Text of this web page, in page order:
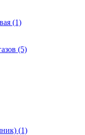
(1)
(5)
(1)